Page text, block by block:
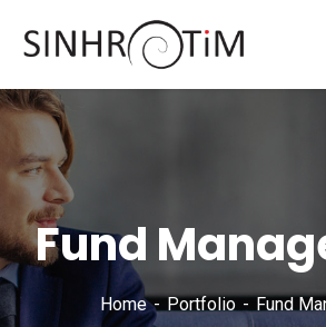
Fund
Home Portfolio Fund